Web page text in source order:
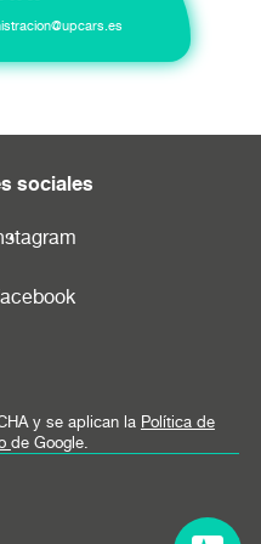
sociales
y se aplican la Política de
de Google.